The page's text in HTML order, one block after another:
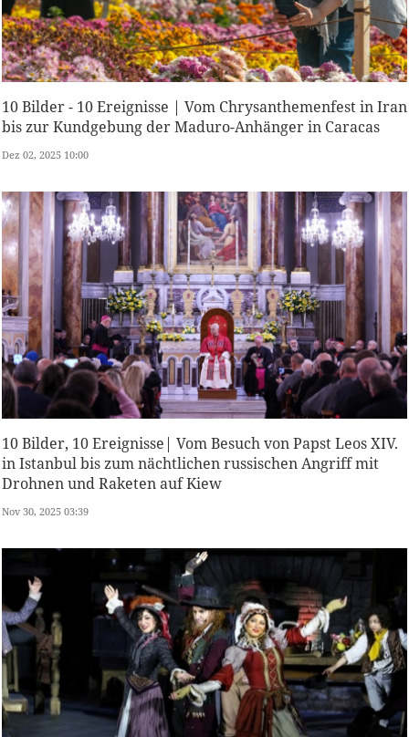
10 Bilder - 10 Ereignisse | Vom Chrysanthemenfest in Iran
bis zur Kundgebung der Maduro-Anhänger in Caracas
Dez 02, 2025 10:00
10 Bilder, 10 Ereignisse| Vom Besuch von Papst Leos XIV.
in Istanbul bis zum nächtlichen russischen Angriff mit
Drohnen und Raketen auf Kiew
Nov 30, 2025 03:39